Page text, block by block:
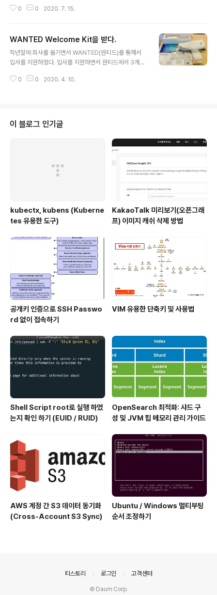
ar에서 찾다 보니 예가 클래식을 선택하게 된거 같다. 그리
a Tag의 og:image 정보이다. meta content="//t1.ka
기(오픈그래프 OG) 이미지 Cache 삭제 방법 최근 사내
에서 개발자가 테스트 도중 og:image를 바꿨는데도 불구
하고 카카오톡에서 cache가 삭제 되지 않아서 실제 테스
삭제하는 방법을 찾다가 확인하게 되었다. Kaka..
0 0 2020. 7. 15.
WANTED Welcome Kit을 받다.
작년말에 회사를 옮기면서 WANTED(원티드)를 통해서
입사를 지원하였다. 입사를 지원하면서 원티드에서 3개월
를 듣긴 했는데 이제 입사한지도 벌써 3개월이 훌쩍 지나
치(필통 형태 및 간단한 물건 담을수 있는..) 2종류 / 볼펜 /
상태메시지 카드 / 노트3종 으로 구성이 되어 있다. 받고 나
니 기분이 좋아 진다. 이런거 받고 막 사진을 찍는 스타일이
아니다 보니 처음에 막 뜯었다가 보내준 정성을 생각해서
0 0 2020. 4. 10.
이 블로그 인기글
kubectx, kubens (Kuberne
tes 유용한 도구)
KakaoTalk 미리보기(오픈그래
프) 이미지 캐쉬 삭제 방법
공개키 인증으로 SSH Passwo
rd 없이 접속하기
VIM 유용한 단축키 및 사용법
Shell Script root로 실행 하였
는지 확인 하기 (EUID / RUID)
OpenSearch 최적화: 샤드 구
성 및 JVM 힙 메모리 관리 가이드
AWS 계정 간 S3 데이터 동기화
(Cross-Account S3 Sync)
Ubuntu / Windows 멀티부팅
순서 조정하기
티스토리 로그인 고객센터
© Daum Corp.